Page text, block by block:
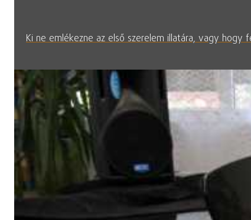
Ki ne emlékezne az első szerelem illatára, vagy